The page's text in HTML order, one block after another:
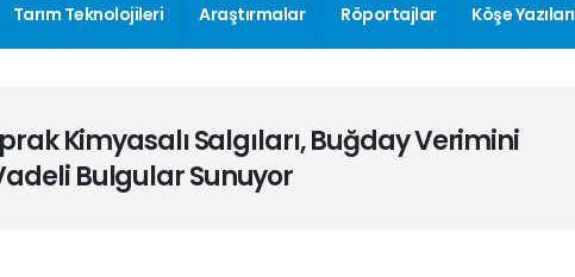
Tarım Teknolojileri Araştırmalar Röportajlar Köşe Yazıları
Kimyasalı Salgıları, Buğday Verimini
Bulgular Sunuyor